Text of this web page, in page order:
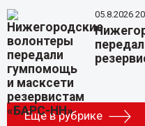
05.8.2026
Еще в рубрике